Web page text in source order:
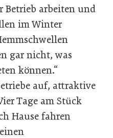
Betrieb arbeiten und
im Winter
gar nicht, was
können.“
auf, attraktive
Tage am Stück
Hause fahren